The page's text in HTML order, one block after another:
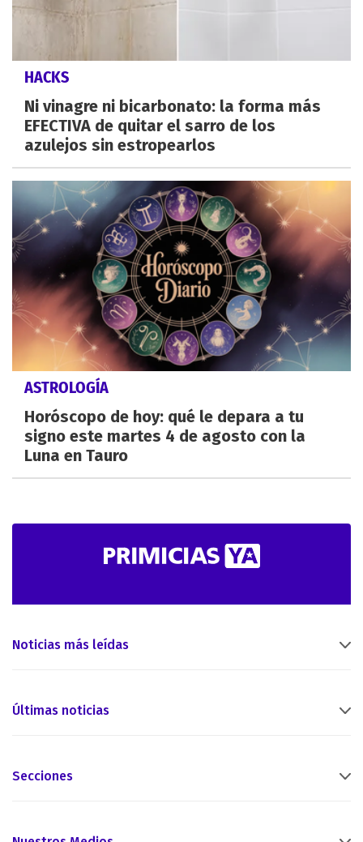
HACKS
Ni vinagre ni bicarbonato: la forma más
EFECTIVA de quitar el sarro de los
azulejos sin estropearlos
ASTROLOGÍA
Horóscopo de hoy: qué le depara a tu
signo este martes 4 de agosto con la
Luna en Tauro
Noticias más leídas
Últimas noticias
Secciones